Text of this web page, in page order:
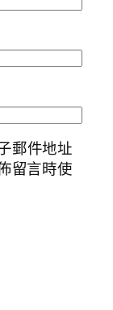
郵件地址
留言時使